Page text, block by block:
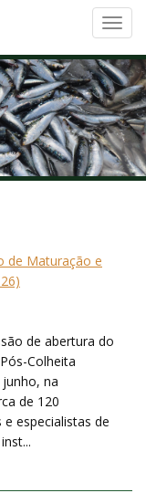
de Maturação e
de abertura do
Colheita
na
de 120
especialistas de